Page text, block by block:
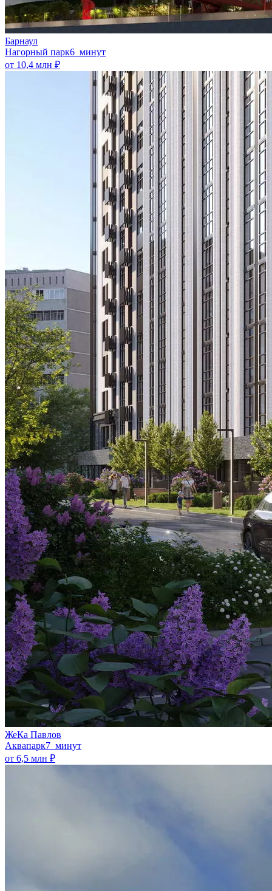
Барнаул
Нагорный парк6 минут
от 10,4 млн ₽
ЖеКа Павлов
Аквапарк7 минут
от 6,5 млн ₽